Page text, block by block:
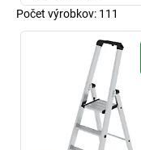
Počet výrobkov: 111